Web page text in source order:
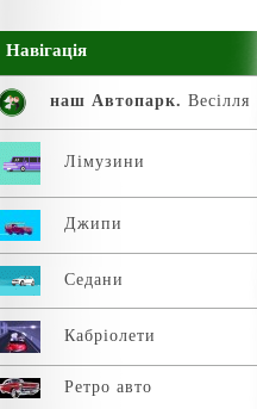
Навігація
наш Автопарк. Весілля
Лімузини
Джипи
Седани
Кабріолети
Ретро авто